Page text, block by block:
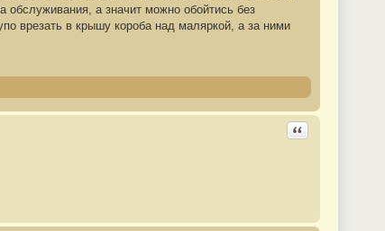
обслуживания, а значит можно обойтись без
врезать в крышу короба над маляркой, а за ними
Ответить с